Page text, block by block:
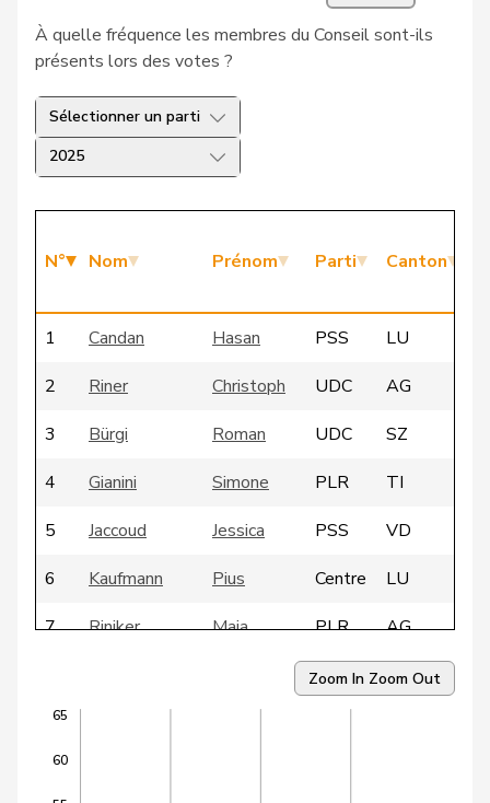
À quelle fréquence les membres du Conseil sont-ils
présents lors des votes ?
Sélectionner un parti
2025
N° Nom Prénom Parti Canton
1 Candan Hasan PSS
LU
2
Riner Christoph UDC
AG
3
Bürgi Roman UDC
SZ
4
Gianini Simone PLR
TI
5
Jaccoud Jessica PSS
VD
6
Kaufmann Pius Centre
LU
7
Riniker Maja PLR
AG
UDC
BL
9
10
Zoom In Zoom Out
60
65